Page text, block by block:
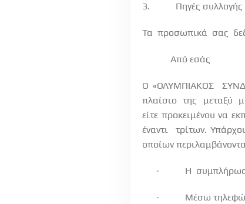
3. Πηγές
Τα προσωπικά σας
Από εσάς
Ο «ΟΛΥΜΠΙΑΚΟΣ
πλαίσιο της μεταξύ
είτε προκειμένου να
έναντι
τρίτων.
οποίων
· Η
· Μέσω